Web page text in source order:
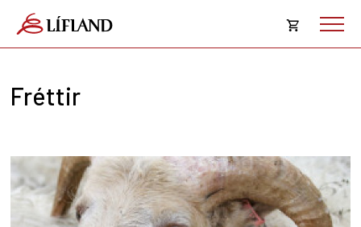
Opna
Karfan þín
Karfan er tóm.
Fréttir